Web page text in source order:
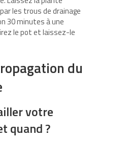
les trous de drainage
30 minutes à une
le pot et laissez-le
du
votre
quand ?